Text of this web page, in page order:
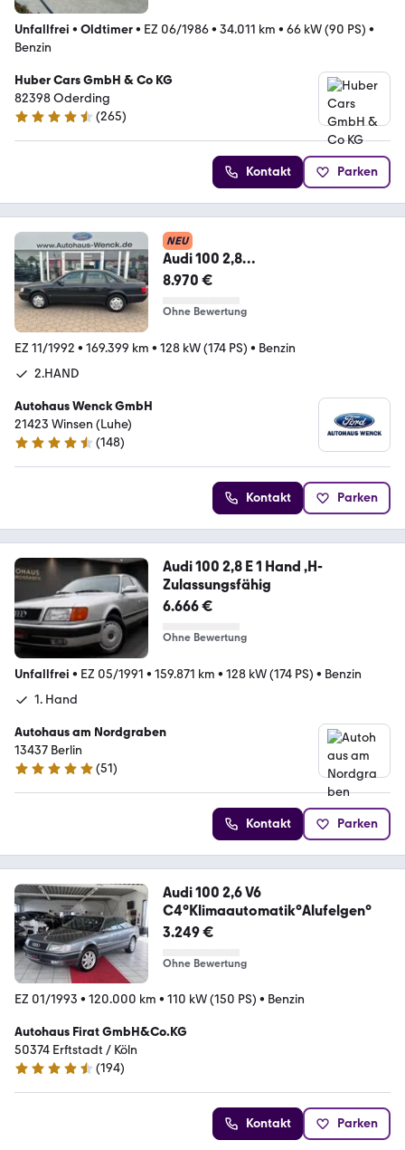
Unfallfrei • Oldtimer• EZ 06/1986• 34.011 km • 66 kW (90 PS) •
Benzin
Huber Cars GmbH & Co KG
82398 Oderding
4.7 Sterne
(265)
Kontakt Parken
NEU
Audi 100 2,8
C4*2.HAND*SERVO*KLIMA*el.SC
8.970 €
Ohne Bewertung
EZ 11/1992 • 169.399 km • 128 kW (174 PS) • Benzin
2.HAND
Autohaus Wenck GmbH
21423 Winsen (Luhe)
4.5 Sterne
(148)
Kontakt Parken
Audi 100 2,8 E 1 Hand ,H-
Zulassungsfähig
6.666 €
Ohne Bewertung
Unfallfrei • EZ 05/1991 • 159.871 km • 128 kW (174 PS) • Benzin
1. Hand
Autohaus am Nordgraben
13437 Berlin
4.8 Sterne
(51)
Kontakt Parken
Audi 100 2,6 V6
C4°Klimaautomatik°Alufelgen°
3.249 €
Ohne Bewertung
EZ 01/1993 • 120.000 km • 110 kW (150 PS) • Benzin
Autohaus Firat GmbH&Co.KG
50374 Erftstadt / Köln
4.6 Sterne
(194)
Kontakt Parken